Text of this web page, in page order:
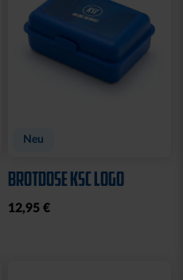
Neu
BROTDOSE KSC LOGO
12,95 €